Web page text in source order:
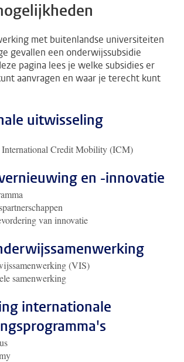
met buitenlandse universiteiten
gevallen een onderwijssubsidie
pagina lees je welke subsidies er
aanvragen en waar je terecht kunt
uitwisseling
Credit Mobility (ICM)
en -innovatie
van innovatie
(VIS)
samenwerking
internationale